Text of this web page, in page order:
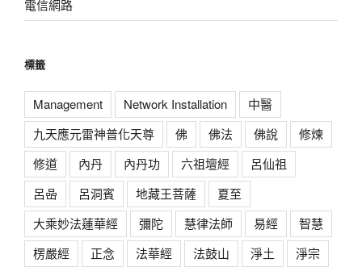
電信網路
標籤
Management Network Installation
中醫
九天應元雷神普化天尊
佛 佛法 佛說
修煉
修道
內丹 內丹功 六祖壇經
呂仙祖
呂喦
呂洞賓 地藏王菩薩
夏至
大乘妙法蓮華經
彌陀 慧律法師 易經
智慧
楞嚴經
正念 法華經 法鼓山 淨土 淨宗